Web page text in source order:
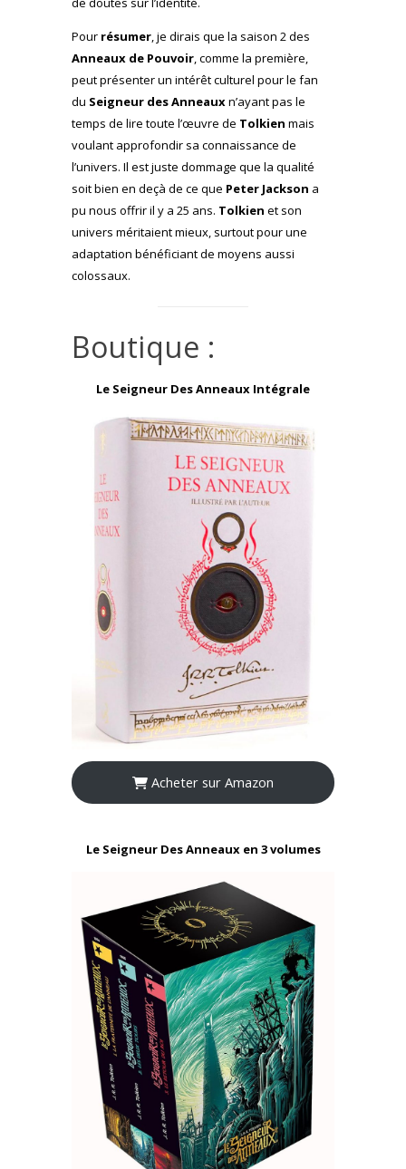
Pour résumer, je dirais que la saison 2 des
Anneaux de Pouvoir, comme la première,
peut présenter un intérêt culturel pour le fan
du Seigneur des Anneauxn’ayant pas le
temps de lire toute l’œuvre de Tolkien mais
voulant approfondir sa connaissance de
l’univers. Il est juste dommage que la qualité
soit bien en deçà de ce que Peter Jackson a
pu nous offrir il y a 25 ans. Tolkien et son
univers méritaient mieux, surtout pour une
adaptation bénéficiant de moyens aussi
colossaux.
Boutique :
Le Seigneur Des Anneaux Intégrale
Acheter sur Amazon
Le Seigneur Des Anneaux en 3 volumes